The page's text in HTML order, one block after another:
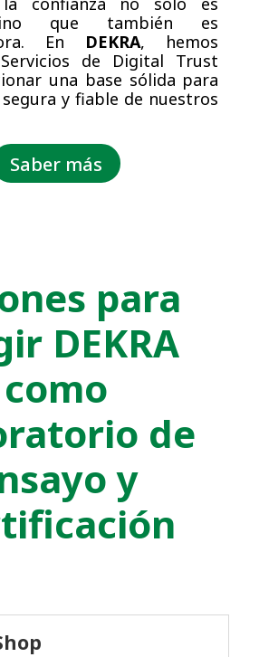
que también es
En DEKRA, hemos
de Digital Trust
una base sólida para
y fiable de nuestros
Saber más
para
DEKRA
como
de
y